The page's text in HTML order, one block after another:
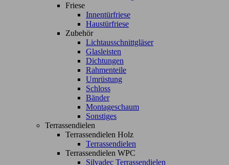
Friese
Innentürfriese
Haustürfriese
Zubehör
Lichtausschnittgläser
Glasleisten
Dichtungen
Rahmenteile
Umrüstung
Schloss
Bänder
Montageschaum
Sonstiges
Terrassendielen
Terrassendielen Holz
Terrassendielen
Terrassendielen WPC
Silvadec Terrassendielen